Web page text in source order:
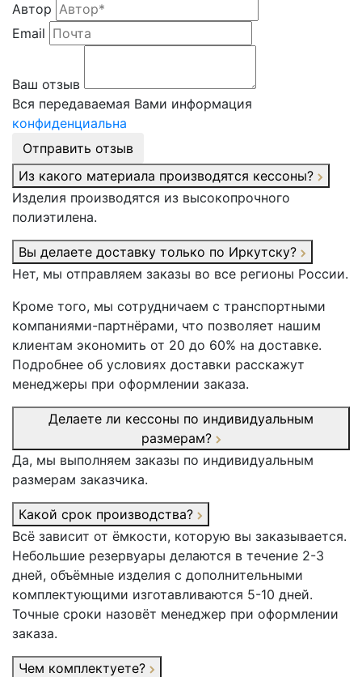
Автор
Email
Ваш отзыв
Вся передаваемая Вами информация
конфиденциальна
Отправить отзыв
Из какого материала производятся кессоны?
Изделия производятся из высокопрочного
полиэтилена.
Вы делаете доставку только по Иркутску?
Нет, мы отправляем заказы во все регионы России.
Кроме того, мы сотрудничаем с транспортными
компаниями-партнёрами, что позволяет нашим
клиентам экономить от 20 до 60% на доставке.
Подробнее об условиях доставки расскажут
менеджеры при оформлении заказа.
Делаете ли кессоны по индивидуальным
размерам?
Да, мы выполняем заказы по индивидуальным
размерам заказчика.
Какой срок производства?
Всё зависит от ёмкости, которую вы заказывается.
Небольшие резервуары делаются в течение 2-3
дней, объёмные изделия с дополнительными
комплектующими изготавливаются 5-10 дней.
Точные сроки назовёт менеджер при оформлении
заказа.
Чем комплектуете?